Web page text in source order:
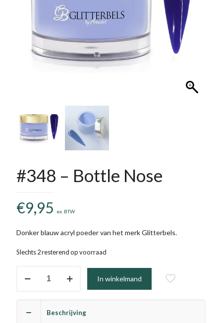
#348 – Bottle Nose
€9,95 ex. BTW
Donker blauw acryl poeder van het merk Glitterbels.
Slechts 2 resterend op voorraad
In winkelmand
Beschrijving